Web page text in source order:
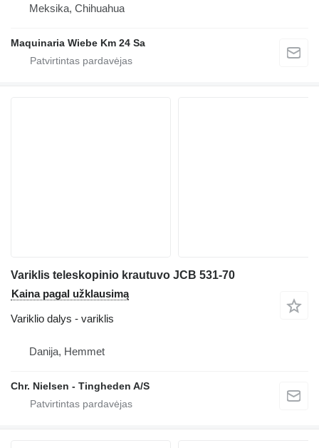
Meksika, Chihuahua
Maquinaria Wiebe Km 24 Sa
Variklis teleskopinio krautuvo JCB 531-70
Kaina pagal užklausimą
Variklio dalys - variklis
Danija, Hemmet
Chr. Nielsen - Tingheden A/S